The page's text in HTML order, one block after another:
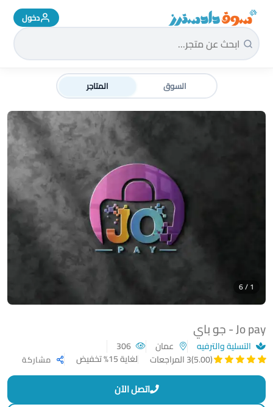
سوق دادسترز الرئيسية دخول
السوق المتاجر
Jo pay - جو باي
التسلية والترفيه عمان
(5.00)
3 المراجعات لغاية 15% تخفيض مشاركة
1 / 6
اتصل الآن